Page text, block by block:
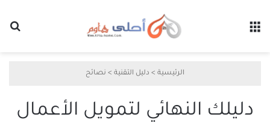
الرئيسية > دليل التقنية > نصائح
دليلك النهائي لتمويل الأعمال